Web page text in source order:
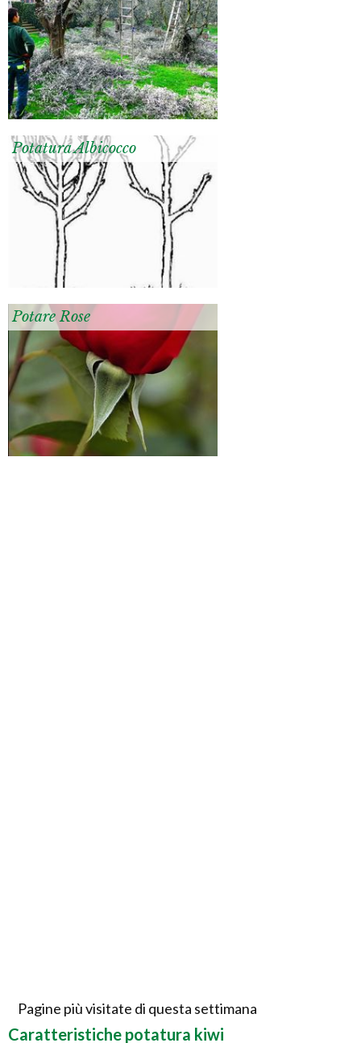
Potatura Albicocco
Potare Rose
Pagine più visitate di questa settimana
Caratteristiche potatura kiwi